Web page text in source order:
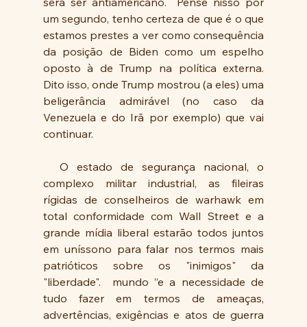
um segundo, tenho certeza de que é o que
estamos prestes a ver como consequência
da posição de Biden como um espelho
oposto à de Trump na política externa.
Dito isso, onde Trump mostrou (a eles) uma
beligerância admirável (no caso da
Venezuela e do Irã por exemplo) que vai
continuar.
complexo militar industrial, as fileiras
rígidas de conselheiros de warhawk em
total conformidade com Wall Street e a
grande mídia liberal estarão todos juntos
em uníssono para falar nos termos mais
patrióticos sobre os "inimigos" da
"liberdade".  mundo ”e a necessidade de
tudo fazer em termos de ameaças,
advertências, exigências e atos de guerra